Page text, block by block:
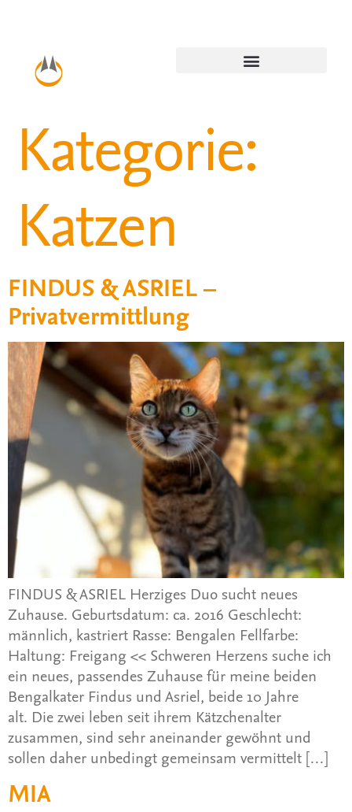
Kategorie:
Katzen
FINDUS & ASRIEL –
Privatvermittlung
FINDUS & ASRIEL Herziges Duo sucht neues
Zuhause. Geburtsdatum: ca. 2016 Geschlecht:
männlich, kastriert Rasse: Bengalen Fellfarbe:
Haltung: Freigang << Schweren Herzens suche ich
ein neues, passendes Zuhause für meine beiden
Bengalkater Findus und Asriel, beide 10 Jahre
alt. Die zwei leben seit ihrem Kätzchenalter
zusammen, sind sehr aneinander gewöhnt und
sollen daher unbedingt gemeinsam vermittelt […]
MIA